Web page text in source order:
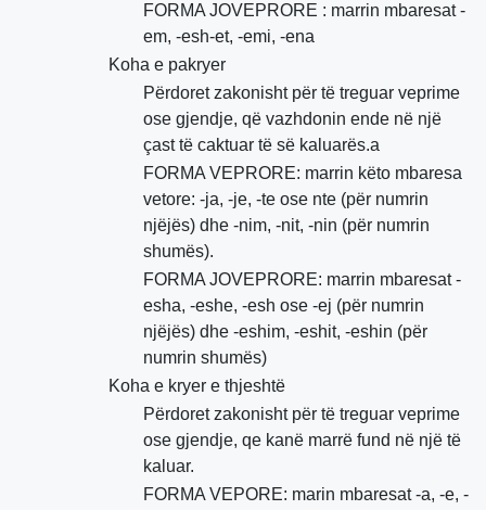
FORMA JOVEPRORE : marrin mbaresat -
em, -esh-et, -emi, -ena
Koha e pakryer
Përdoret zakonisht për të treguar veprime
ose gjendje, që vazhdonin ende në një
çast të caktuar të së kaluarës.a
FORMA VEPRORE: marrin këto mbaresa
vetore: -ja, -je, -te ose nte (për numrin
njëjës) dhe -nim, -nit, -nin (për numrin
shumës).
FORMA JOVEPRORE: marrin mbaresat -
esha, -eshe, -esh ose -ej (për numrin
njëjës) dhe -eshim, -eshit, -eshin (për
numrin shumës)
Koha e kryer e thjeshtë
Përdoret zakonisht për të treguar veprime
ose gjendje, qe kanë marrë fund në një të
kaluar.
FORMA VEPORE: marin mbaresat -a, -e, -